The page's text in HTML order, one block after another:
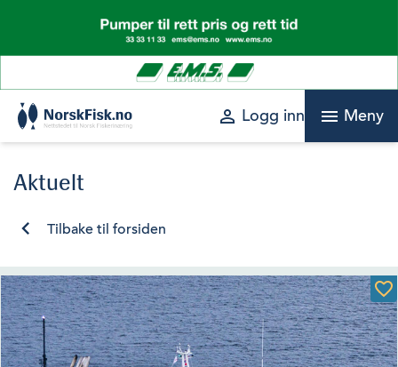
content
perm_identity Logg inn menu Meny
Aktuelt
Tilbake til forsiden